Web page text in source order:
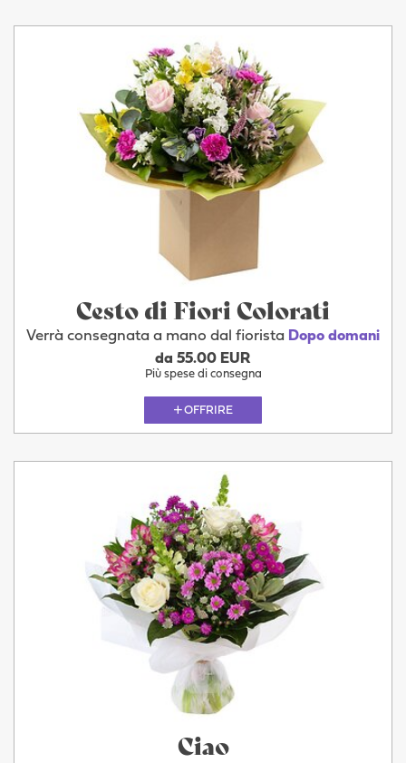
Cesto di Fiori Colorati
Verrà consegnata a mano dal fiorista Dopo domani
da 55.00 EUR
Più spese di consegna
OFFRIRE
Ciao